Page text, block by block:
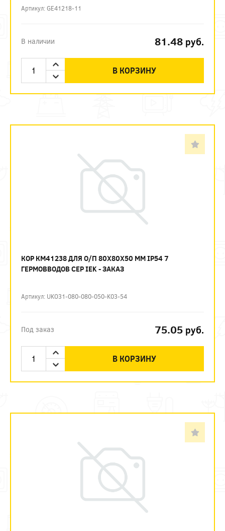
Артикул: GE41218-11
В наличии 81.48 руб.
В КОРЗИНУ
КОР КМ41238 ДЛЯ О/П 80Х80Х50 ММ IP54 7
ГЕРМОВВОДОВ СЕР IEK - ЗАКАЗ
Артикул: UKO31-080-080-050-K03-54
Под заказ 75.05 руб.
В КОРЗИНУ